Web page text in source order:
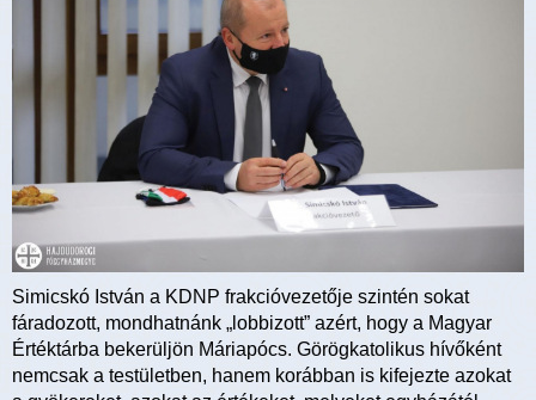
Simicskó István a KDNP frakcióvezetője szintén sokat
fáradozott, mondhatnánk „lobbizott” azért, hogy a Magyar
Értéktárba bekerüljön Máriapócs. Görögkatolikus hívőként
nemcsak a testületben, hanem korábban is kifejezte azokat